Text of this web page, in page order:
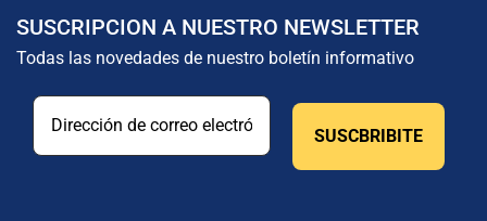
SUSCRIPCION A NUESTRO NEWSLETTER
Todas las novedades de nuestro boletín informativo